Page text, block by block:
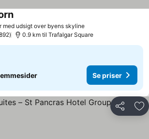
med udsigt over byens skylineSe priser
Se priser
0.9 km til Trafalgar Square
Se priser
Del